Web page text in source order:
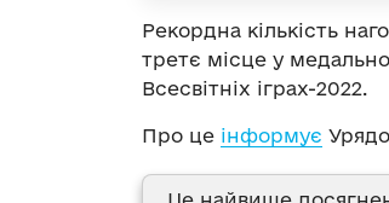
Рекордна кількість
третє місце у
Всесвітніх іграх-2022.
Про це інформує